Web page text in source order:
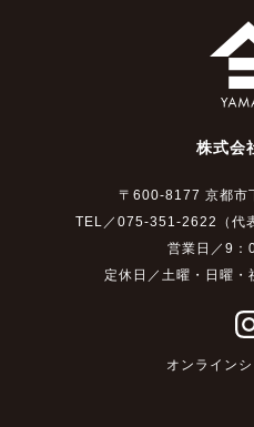
株式会
〒600-8177 京都市
TEL／075-351-2622（代
営業日／9
定休日／土曜・日曜
オンライン